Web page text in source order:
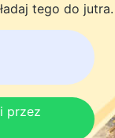
finansową i
życia
zależy to, czy
jest właśnie
tego do jutra.
przez